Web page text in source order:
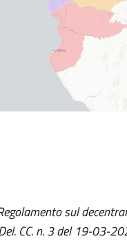
sul
CC. n. 3 del 19-03-